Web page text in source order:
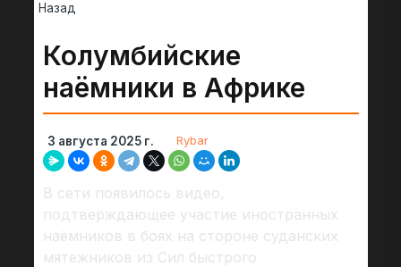
Назад
Колумбийские
наёмники в Африке
3 августа 2025 г. Rybar
В сети появилось видео,
подтверждающее участие иностранных
наёмников в боях на стороне суданских
мятежников из Сил быстрого